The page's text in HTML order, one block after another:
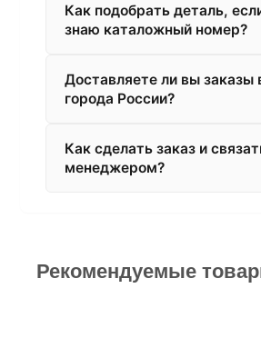
Как подобрать деталь,
знаю каталожный номер?
Доставляете ли вы заказы
города России?
Как сделать заказ и
менеджером?
Рекомендуемые